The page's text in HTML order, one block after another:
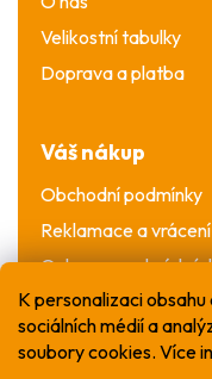
K personalizaci
sociálních médií a
soubory cookies. Více
Velikostní tabulky
Doprava a platba
Váš nákup
Obchodní podmínky
Reklamace a vrácení
Ochrana osobních